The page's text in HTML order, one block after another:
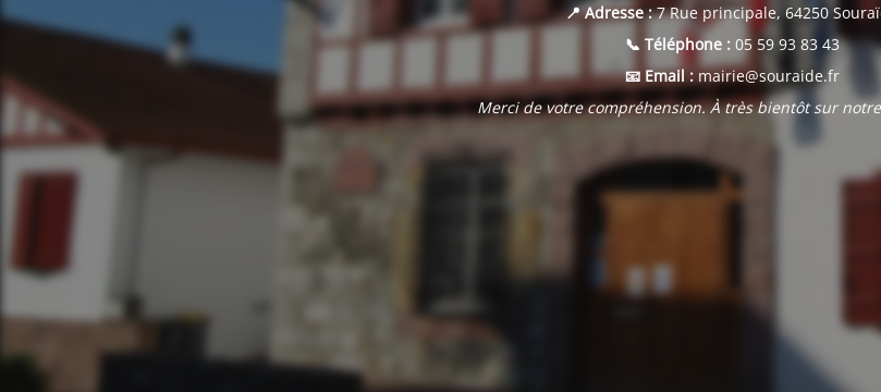
📍 Adresse :7 Rue principale, 64250
📞 Téléphone : 05 59 93 83 43
📧 Email :mairie@souraide.fr
Merci de votre compréhension. À très bientôt sur